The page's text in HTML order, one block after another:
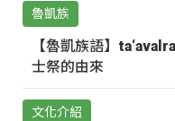
魯凱族
【魯凱族語】
士祭的由來
文化介紹